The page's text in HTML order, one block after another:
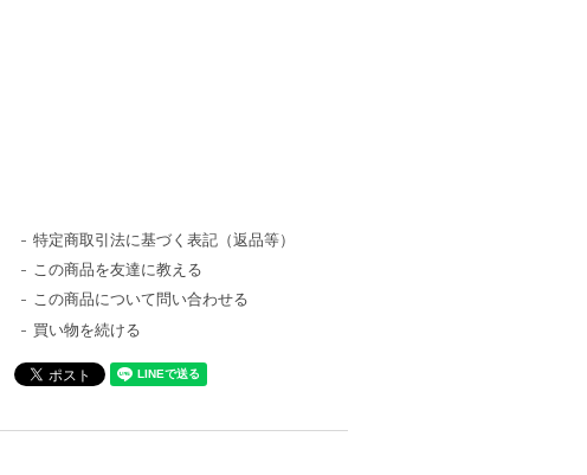
特定商取引法に基づく表記（返品等）
この商品を友達に教える
この商品について問い合わせる
買い物を続ける